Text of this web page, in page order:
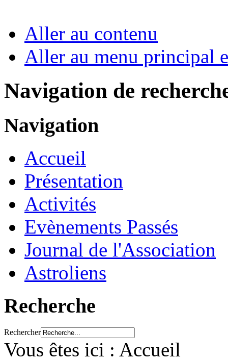
Aller au contenu
Aller au menu principal
Navigation de
Navigation
Accueil
Présentation
Activités
Evènements Passés
Journal de l'Association
Astroliens
Recherche
Rechercher
Vous êtes ici : Accueil